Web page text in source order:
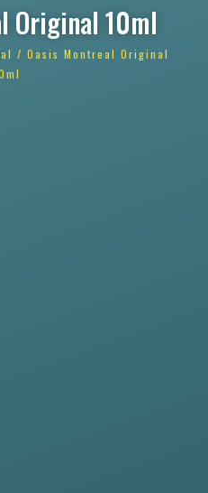
Original 10ml
/ Oasis Montreal Original